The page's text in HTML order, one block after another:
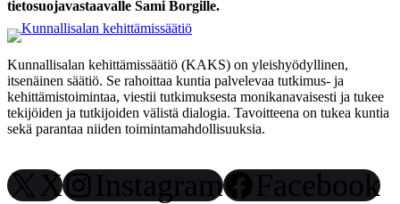
tietosuojavastaavalle Sami Borgille.
Kunnallisalan kehittämissäätiö (KAKS) on yleishyödyllinen,
itsenäinen säätiö. Se rahoittaa kuntia palvelevaa tutkimus- ja
kehittämistoimintaa, viestii tutkimuksesta monikanavaisesti ja tukee
tekijöiden ja tutkijoiden välistä dialogia. Tavoitteena on tukea kuntia
sekä parantaa niiden toimintamahdollisuuksia.
X Instagram Facebook